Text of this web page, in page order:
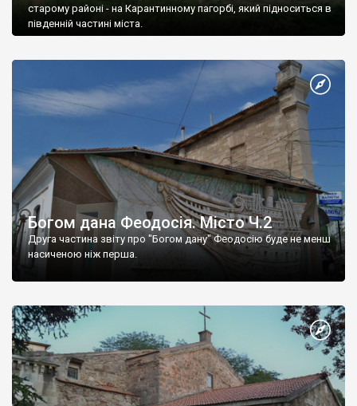
старому районі - на Карантинному пагорбі, який підноситься в
південній частині міста.
Богом дана Феодосія. Місто Ч.2
Друга частина звіту про "Богом дану" Феодосію буде не менш
насиченою ніж перша.